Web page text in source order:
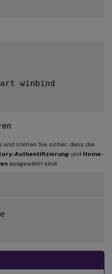
winbind
und stellen Sie sicher, dass die
Authentifizierung und Home-
ausgewählt sind: